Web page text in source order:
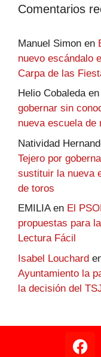
Comentarios
Manuel Simon en
nuevo escándalo
Carpa de las
Helio Cobaledaen
gobernar sin
nueva escuela de
Natividad
Tejero por
sustituir la nueva
de toros
EMILIAen El
propuestas para
Lectura Fácil
Isabel Louchard
Ayuntamiento la
la decisión del